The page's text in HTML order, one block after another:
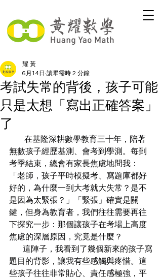
考試失常的背後，孩子可能
只是太想「寫出正確答案」
了
耀 黃
6月14日 讀畢需時 2 分鐘
無數孩子經歷基測、會考到學測。每到
考季結束，總會有家長焦慮地問我：
「老師，孩子平時模擬考、寫題庫都好
好的，為什麼一到大考就大失常？是不
是因為太緊張？」「緊張」確實是關
鍵，但身為教育者，我們往往需要再往
下探究一步：那個讓孩子在考場上高度
焦慮的深層原因，究竟是什麼？
題目的背影，讓我有些感觸與疼惜。這
些孩子往往非常貼心、責任感極強，平